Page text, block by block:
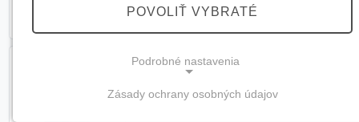
POVOLIŤ VYBRATÉ
Podrobné nastavenia
Zásady ochrany osobných údajov